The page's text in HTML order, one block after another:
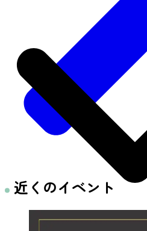
近くのイベント